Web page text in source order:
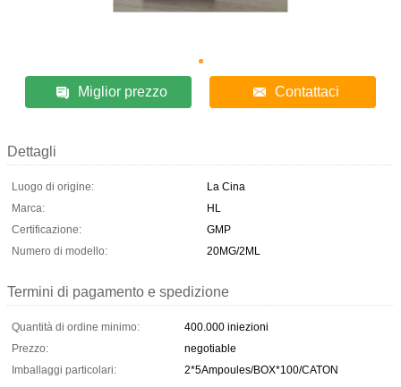
Miglior prezzo Contattaci
Dettagli
Luogo di origine:
La Cina
Marca:
HL
Certificazione:
GMP
Numero di modello:
20MG/2ML
Termini di pagamento e spedizione
Quantità di ordine minimo:
400.000 iniezioni
Prezzo:
negotiable
Imballaggi particolari:
2*5Ampoules/BOX*100/CATON